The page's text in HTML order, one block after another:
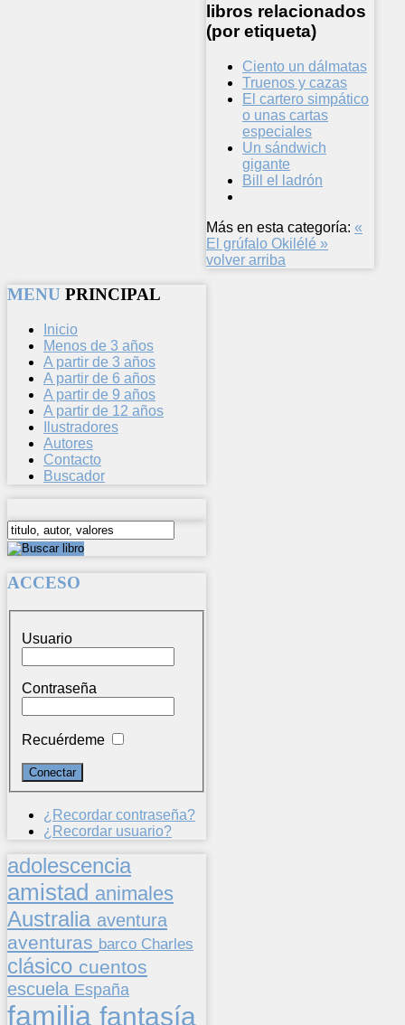
libros relacionados
(por etiqueta)
Ciento un dálmatas
Truenos y cazas
El cartero simpático
o unas cartas
especiales
Un sándwich
gigante
Bill el ladrón
Más en esta categoría: «
El grúfalo Okilélé »
volver arriba
MENU PRINCIPAL
Inicio
Menos de 3 años
A partir de 3 años
A partir de 6 años
A partir de 9 años
A partir de 12 años
Ilustradores
Autores
Contacto
Buscador
ACCESO
Usuario
Contraseña
Recuérdeme
¿Recordar contraseña?
¿Recordar usuario?
adolescencia
amistad animales
Australia aventura
aventuras barco Charles
clásico cuentos
escuela España
familia fantasía